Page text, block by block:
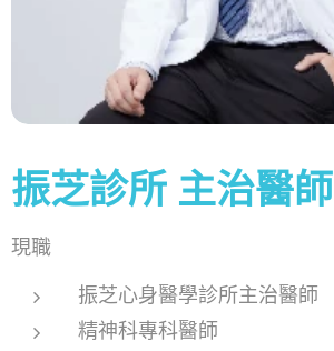
振芝診所 主治醫師
現職
振芝心身醫學診所主治醫師
精神科專科醫師